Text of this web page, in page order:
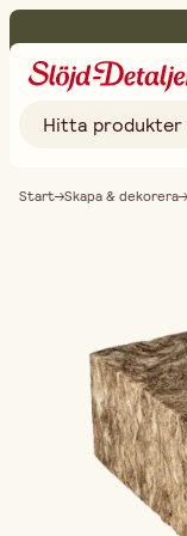
Start Skapa & dekorera